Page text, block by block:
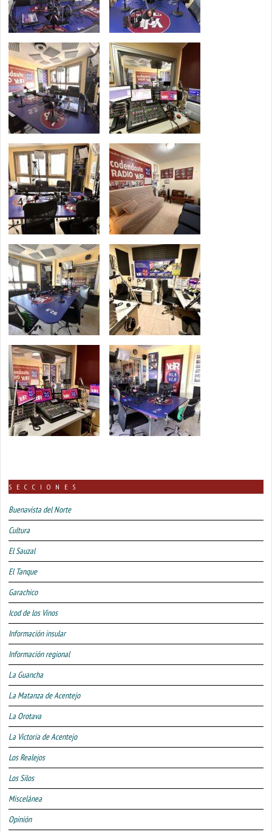
SECCIONES
Buenavista del Norte
Cultura
El Sauzal
El Tanque
Garachico
Icod de los Vinos
Información insular
Información regional
La Guancha
La Matanza de Acentejo
La Orotava
La Victoria de Acentejo
Los Realejos
Los Silos
Miscelánea
Opinión